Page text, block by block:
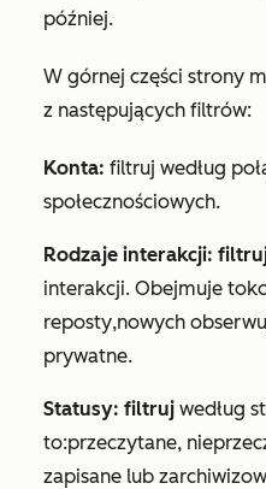
później.
W górnej części strony
z następujących filtrów:
Konta: filtruj według
społecznościowych.
Rodzaje interakcji:
interakcji. Obejmuje to
reposty,nowych
prywatne.
Statusy: filtruj według
to:przeczytane,
zapisane lub